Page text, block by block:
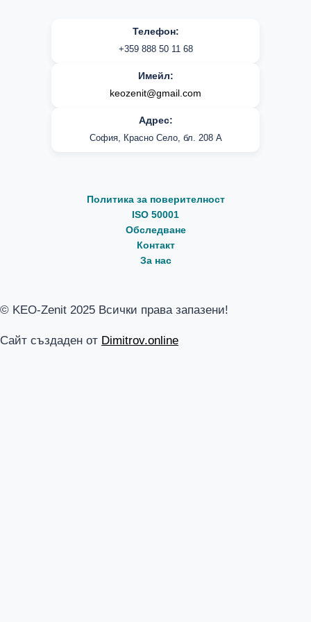
Телефон:
+359 888 50 11 68
Имейл:
keozenit@gmail.com
Адрес:
София, Красно Село, бл. 208 А
Политика за поверителност
ISO 50001
Обследване
Контакт
За нас
© KEO-Zenit 2025 Всички права запазени!
Сайт създаден от Dimitrov.online